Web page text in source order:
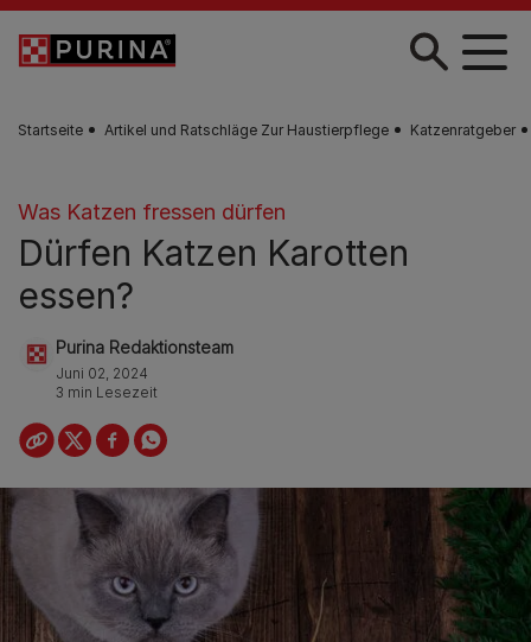
Skip to main content
Startseite Artikel und Ratschläge Zur Haustierpflege Katzenratgeber
Was Katzen fressen dürfen
Dürfen Katzen Karotten
essen?
Purina Redaktionsteam
Juni 02, 2024
3 min Lesezeit